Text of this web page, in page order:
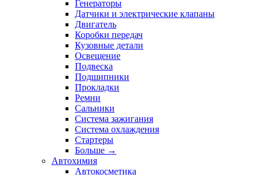
Генераторы
Датчики и электрические клапаны
Двигатель
Коробки передач
Кузовные детали
Освещение
Подвеска
Подшипники
Прокладки
Ремни
Сальники
Система зажигания
Система охлаждения
Стартеры
Больше →
Автохимия
Автокосметика